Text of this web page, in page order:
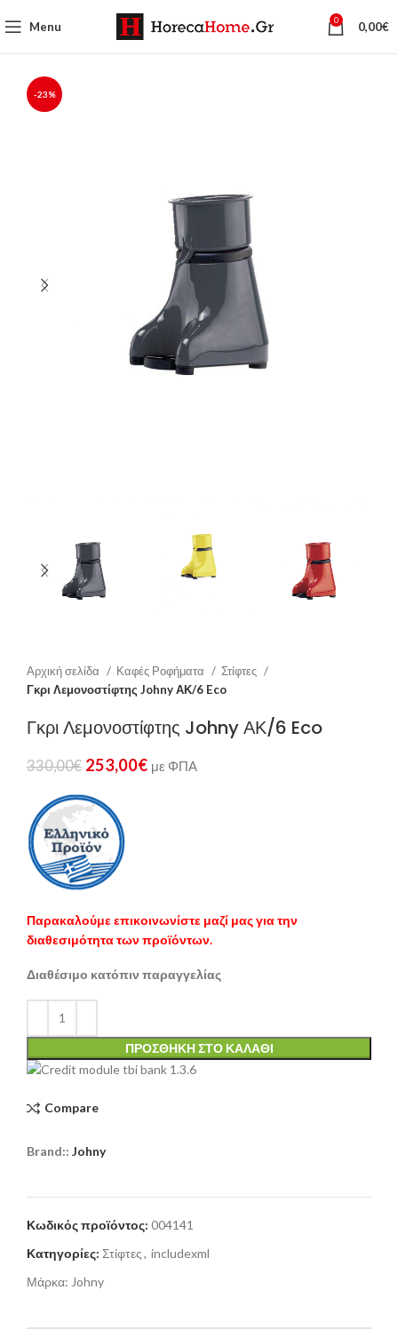
Menu 0 0,00€
-23%
Αρχική σελίδα Καφές Ροφήματα
Στίφτες
Γκρι Λεμονοστίφτης Johny ΑΚ/6 Eco
Γκρι Λεμονοστίφτης Johny ΑΚ/6 Eco
330,00€ 253,00€ με ΦΠΑ
Παρακαλούμε επικοινωνίστε μαζί μας για την
διαθεσιμότητα των προϊόντων.
Διαθέσιμο κατόπιν παραγγελίας
ΠΡΟΣΘΉΚΗ ΣΤΟ ΚΑΛΆΘΙ
Compare
Brand:: Johny
Κωδικός προϊόντος: 004141
Κατηγορίες: Στίφτες, includexml
Μάρκα: Johny